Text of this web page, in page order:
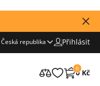
Česká republika Přihlásit
0
0 Kč